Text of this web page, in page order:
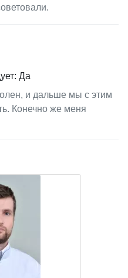
Да
и дальше мы с этим
Конечно же меня